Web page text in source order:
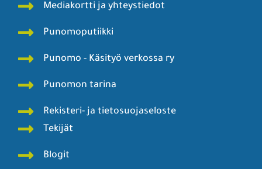
Mediakortti ja yhteystiedot
Punomoputiikki
Punomo - Käsityö verkossa ry
Punomon tarina
Rekisteri- ja tietosuojaseloste
Tekijät
Blogit